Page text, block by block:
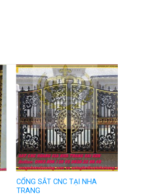
CỔNG SẮT CNC TẠI NHA
TRANG